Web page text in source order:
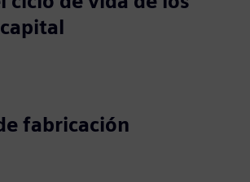
fabricación